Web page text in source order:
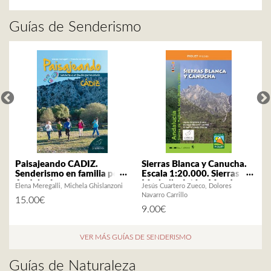
Guías de Senderismo
Paisajeando CÁDIZ.
Senderismo en familia por
Andalucía
Elena Meregalli Michela Ghislanzoni
15.00€
Sierras Blanca y Canucha.
Escala 1:20.000. Sierras de
Marbella, Istán, Monda y
Ojén
Jesús Cuartero Zueco
Dolores
Navarro Carrillo
9.00€
VER MÁS GUÍAS DE SENDERISMO
Guías de Naturaleza